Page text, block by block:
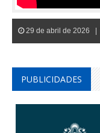
29 de abril de 2026 |
PUBLICIDADES